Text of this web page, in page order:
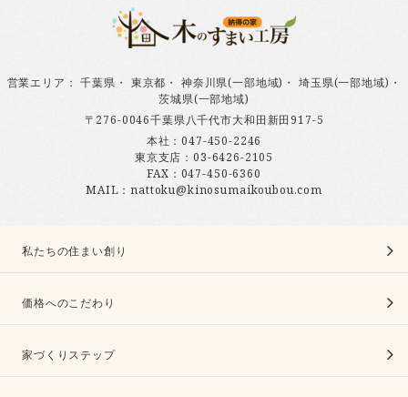
営業エリア ：千葉県 ・ 東京都 ・ 神奈川県(一部地域) ・ 埼玉県(一部地域) ・
茨城県(一部地域)
〒276-0046千葉県八千代市大和田新田917-5
本社：047-450-2246
東京支店：03-6426-2105
FAX：047-450-6360
MAIL：nattoku@kinosumaikoubou.com
私たちの住まい創り
価格へのこだわり
家づくりステップ